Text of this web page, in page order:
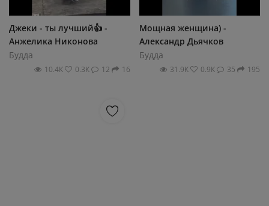
Джеки - ты лучший👍 -
Анжелика Никонова
Будда
10.4К 0.3К 12 16
Мощная женщина) -
Александр Дьячков
Будда
31.9К 0.9К 35 195